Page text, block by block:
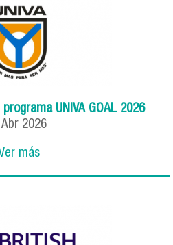
UNIVA GOAL 2026
Abr 2026
más